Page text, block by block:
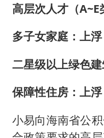
高层次人才（
多子女家庭：上
二星级以上绿色
保障性住房：上
小易向海南省公